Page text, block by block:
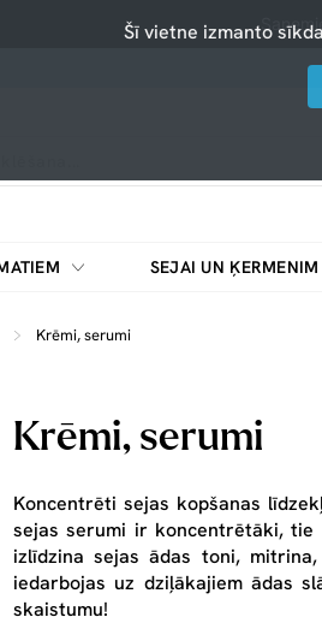
SEJAI UN ĶERMENIM
Krēmi, serumi
Krēmi, serumi
Koncentrēti sejas kopšanas
sejas serumi ir koncentrētāki, tie
izlīdzina sejas ādas toni,
iedarbojas uz dziļākajiem ādas
skaistumu!
Šī vietne izmanto